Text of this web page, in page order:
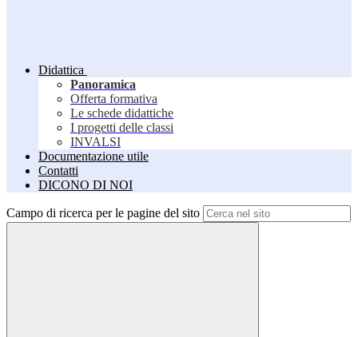
Didattica
Panoramica
Offerta formativa
Le schede didattiche
I progetti delle classi
INVALSI
Documentazione utile
Contatti
DICONO DI NOI
Campo di ricerca per le pagine del sito